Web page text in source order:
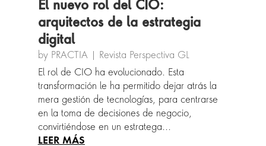
El nuevo rol del CIO:
arquitectos de la estrategia
digital
by PRACTIA
Revista Perspectiva GL
El rol de CIO ha evolucionado. Esta
transformación le ha permitido dejar atrás la
mera gestión de tecnologías, para centrarse
en la toma de decisiones de negocio,
convirtiéndose en un estratega...